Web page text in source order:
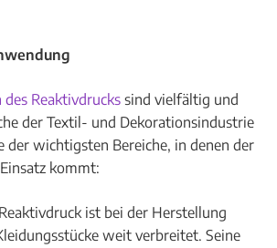
Reaktivdrucks sind vielfältig und
der Textil- und Dekorationsindustrie
der wichtigsten Bereiche, in denen der
kommt:
ist bei der Herstellung
weit verbreitet. Seine